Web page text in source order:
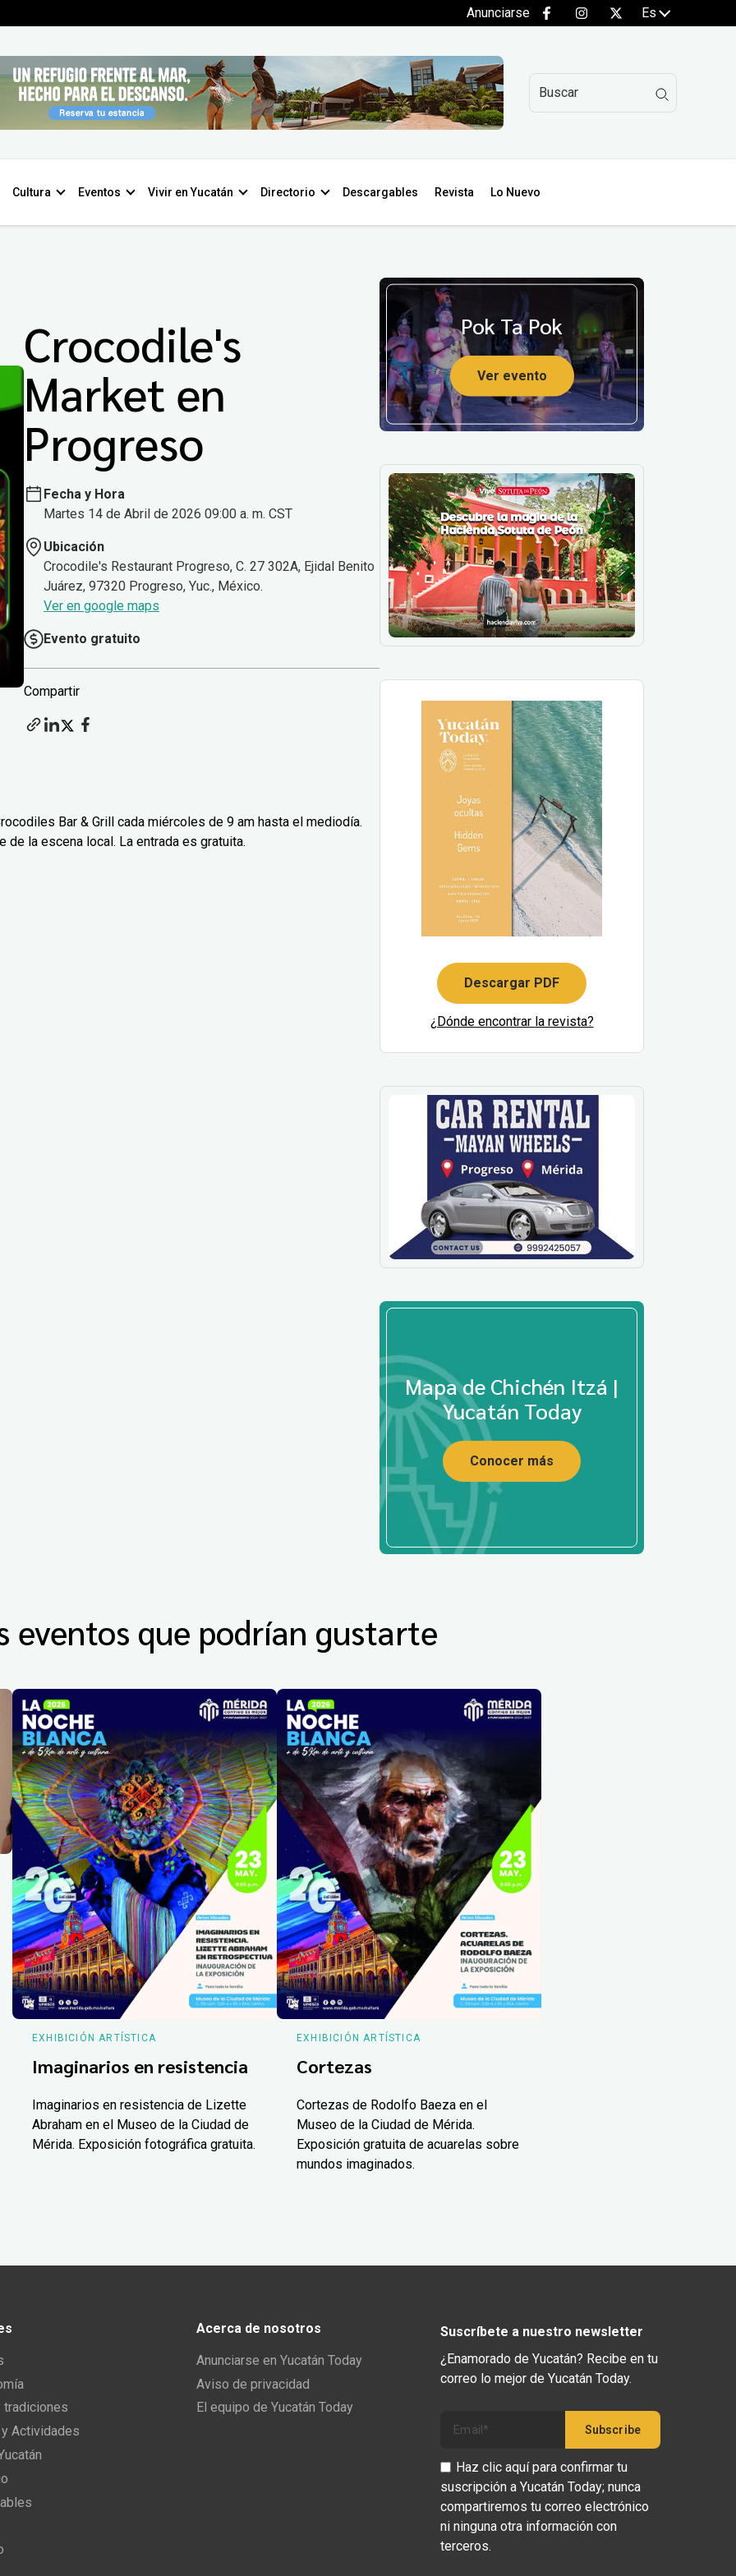
Anunciarse Es
Cultura Eventos Vivir en Yucatán Directorio Descargables Revista Lo Nuevo
Crocodile's
Market en
Progreso
Fecha y Hora
Martes 14 de Abril de 2026 09:00 a. m. CST
Ubicación
Crocodile's Restaurant Progreso, C. 27 302A, Ejidal Benito
Juárez, 97320 Progreso, Yuc., México.
Ver en google maps
Evento gratuito
Compartir
Bar & Grill cada miércoles de 9 am hasta el mediodía.
de la escena local. La entrada es gratuita.
Pok Ta Pok
Ver evento
Descargar PDF
¿Dónde encontrar la revista?
Mapa de Chichén Itzá |
Yucatán Today
Conocer más
eventos que podrían gustarte
EXHIBICIÓN ARTÍSTICA
Imaginarios en resistencia
Imaginarios en resistencia de Lizette
Abraham en el Museo de la Ciudad de
Mérida. Exposición fotográfica gratuita.
EXHIBICIÓN ARTÍSTICA
Cortezas
Cortezas de Rodolfo Baeza en el
Museo de la Ciudad de Mérida.
Exposición gratuita de acuarelas sobre
mundos imaginados.
tradiciones
Actividades
Acerca de nosotros
Anunciarse en Yucatán Today
Aviso de privacidad
El equipo de Yucatán Today
Suscríbete a nuestro newsletter
¿Enamorado de Yucatán? Recibe en tu
correo lo mejor de Yucatán Today.
Haz clic aquí para confirmar tu
suscripción a Yucatán Today; nunca
compartiremos tu correo electrónico
ni ninguna otra información con
terceros.